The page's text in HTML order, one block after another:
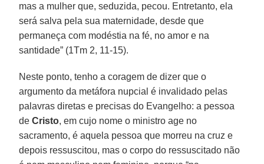
mas a mulher que, seduzida, pecou. Entretanto, ela
será salva pela sua maternidade, desde que
permaneça com modéstia na fé, no amor e na
santidade” (1Tm 2, 11-15).
Neste ponto, tenho a coragem de dizer que o
argumento da metáfora nupcial é invalidado pelas
palavras diretas e precisas do Evangelho: a pessoa
deCristo, em cujo nome o ministro age no
sacramento, é aquela pessoa que morreu na cruz e
depois ressuscitou, mas o corpo do ressuscitado não